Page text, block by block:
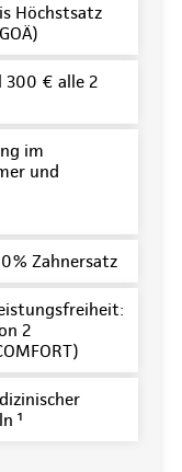
Höchstsatz
300 € alle 2
im
und
Zahnersatz
2
¹